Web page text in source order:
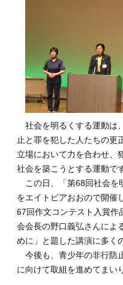
社会を明るくする運動は
止と罪を犯した人たちの更
立場において力を合わせ、
社会を築こうとする運動で
この日、「第68回社会を
をエイトピアおおので開催
67回作文コンテスト入賞作
会会長の野口義弘さんによ
めに」と題した講演に多く
今後も、青少年の非行防
に向けて取組を進めてまい